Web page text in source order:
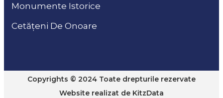
Monumente Istorice
Cetățeni De Onoare
Copyrights © 2024 Toate drepturile rezervate
Website realizat de KitzData